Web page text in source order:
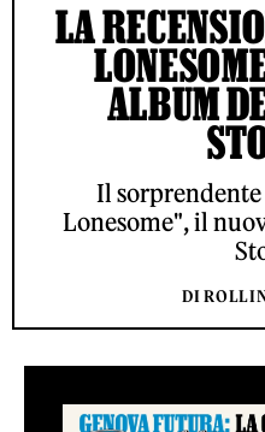
LA
ALBUM
Il
Lonesome", il
DI